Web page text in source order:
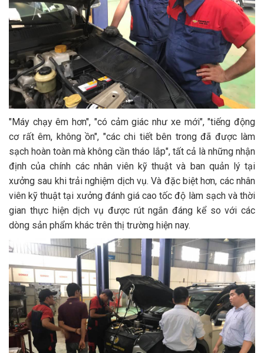
"Máy chạy êm hơn", "có cảm giác như xe mới", "tiếng động
cơ rất êm, không ồn", "các chi tiết bên trong đã được làm
sạch hoàn toàn mà không cần tháo lắp", tất cả là những nhận
định của chính các nhân viên kỹ thuật và ban quản lý tại
xưởng sau khi trải nghiệm dịch vụ. Và đặc biệt hơn, các nhân
viên kỹ thuật tại xưởng đánh giá cao tốc độ làm sạch và thời
gian thực hiện dịch vụ được rút ngắn đáng kể so với các
dòng sản phẩm khác trên thị trường hiện nay.